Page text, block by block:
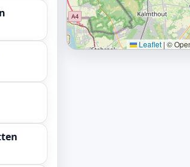
Leaflet | ©